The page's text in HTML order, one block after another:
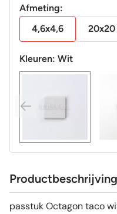
Afmeting:
4,6x4,6
20x20
Kleuren: Wit
Productbeschrijving
passtuk Octagon taco